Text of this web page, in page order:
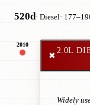
520d· Diesel·
2010
✖
2.0L
Widely